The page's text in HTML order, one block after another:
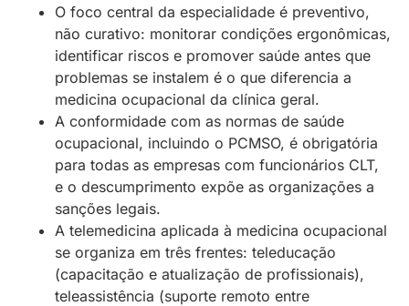
O foco central da especialidade é preventivo,
não curativo: monitorar condições ergonômicas,
identificar riscos e promover saúde antes que
problemas se instalem é o que diferencia a
medicina ocupacional da clínica geral.
A conformidade com as normas de saúde
ocupacional, incluindo o PCMSO, é obrigatória
para todas as empresas com funcionários CLT,
e o descumprimento expõe as organizações a
sanções legais.
A telemedicina aplicada à medicina ocupacional
se organiza em três frentes: teleducação
(capacitação e atualização de profissionais),
teleassistência (suporte remoto entre